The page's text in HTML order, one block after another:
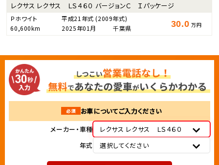
レクサス レクサス ＬＳ４６０ バージョンＣ Ｉパッケージ
Ｐホワイト 平成21年式(2009年式)
60,600km
2025年01月 千葉県 30.0 万円
必須
お車についてご入力ください
メーカー・車種
レクサス レクサス ＬＳ４６０
年式
選択してください